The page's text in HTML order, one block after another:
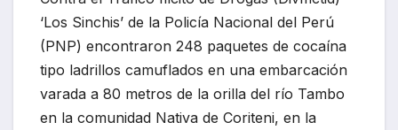
‘Los Sinchis’ de la Policía Nacional del Perú
(PNP) encontraron 248 paquetes de cocaína
tipo ladrillos camuflados en una embarcación
varada a 80 metros de la orilla del río Tambo
en la comunidad Nativa de Coriteni, en la